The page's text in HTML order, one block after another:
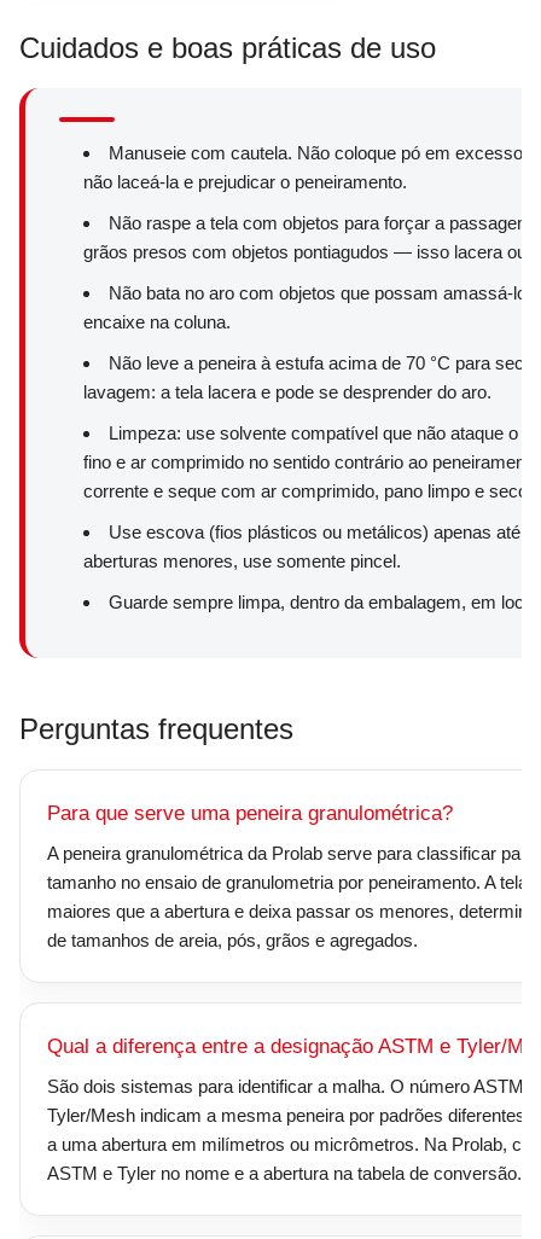
Cuidados e boas práticas de uso
Manuseie com cautela. Não coloque pó em excesso
não laceá-la e prejudicar o peneiramento.
Não raspe a tela com objetos para forçar a passagem
grãos presos com objetos pontiagudos — isso lacera ou
Não bata no aro com objetos que possam amassá-lo,
encaixe na coluna.
Não leve a peneira à estufa acima de 70 °C para
lavagem: a tela lacera e pode se desprender do aro.
Limpeza: use solvente compatível que não ataque o
fino e ar comprimido no sentido contrário ao
corrente e seque com ar comprimido, pano limpo e seco
Use escova (fios plásticos ou metálicos) apenas até a
aberturas menores, use somente pincel.
Guarde sempre limpa, dentro da embalagem, em
Perguntas frequentes
Para que serve uma peneira granulométrica?
A peneira granulométrica da Prolab serve para classificar
tamanho no ensaio de granulometria por peneiramento. A tela
maiores que a abertura e deixa passar os menores,
de tamanhos de areia, pós, grãos e agregados.
Qual a diferença entre a designação ASTM e Tyler/
São dois sistemas para identificar a malha. O número ASTM/
Tyler/Mesh indicam a mesma peneira por padrões diferentes,
a uma abertura em milímetros ou micrômetros. Na Prolab,
ASTM e Tyler no nome e a abertura na tabela de conversão.